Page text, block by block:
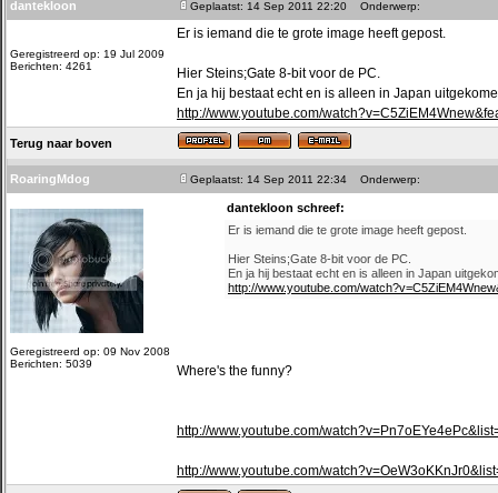
dantekloon Geplaatst: 14 Sep 2011 22:20 Onderwerp:
Geregistreerd op: 19 Jul 2009
Berichten: 4261
Er is iemand die te grote image heeft gepost.
Hier Steins;Gate 8-bit voor de PC.
En ja hij bestaat echt en is alleen in Japan
http://www.youtube.com/
Terug naar boven
RoaringMdog Geplaatst: 14 Sep 2011 22:34 Onderwerp:
Geregistreerd op: 09 Nov 2008
Berichten: 5039
dantekloon schreef:
Er is iemand die te grote image heeft gepost.
Hier Steins;Gate 8-bit voor de PC.
En ja hij bestaat echt en is alleen in Japan
http://www.youtube.com/
Where's the funny?
http://www.youtube.com/
http://www.youtube.com/